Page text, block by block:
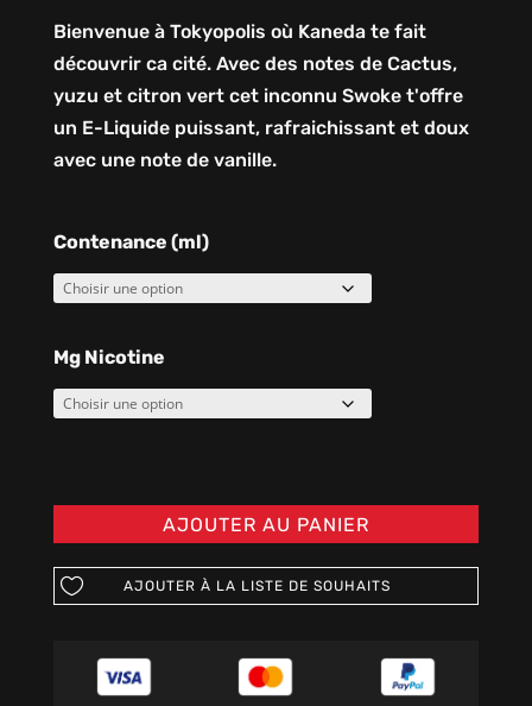
Bienvenue à Tokyopolis où Kaneda te fait
découvrir ca cité. Avec des notes de Cactus,
yuzu et citron vert cet inconnu Swoke t'offre
un E-Liquide puissant, rafraichissant et doux
avec une note de vanille.
Contenance (ml)
Mg Nicotine
AJOUTER AU PANIER
AJOUTER À LA LISTE DE SOUHAITS